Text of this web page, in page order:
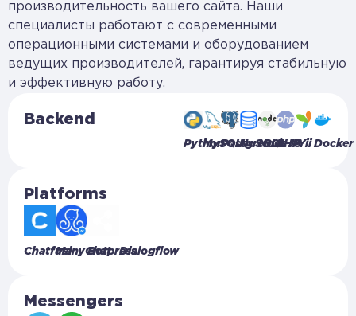
производительность вашего сайта. Наши
специалисты работают с современными
операционными системами и оборудованием
ведущих производителей, гарантируя стабильную
и эффективную работу.
Backend
Python
MySQLPostgreSQL
NoSQLNodeJS
PHPYii Docker
Platforms
ChatfuelManyChatBotpressDialogflow
Messengers